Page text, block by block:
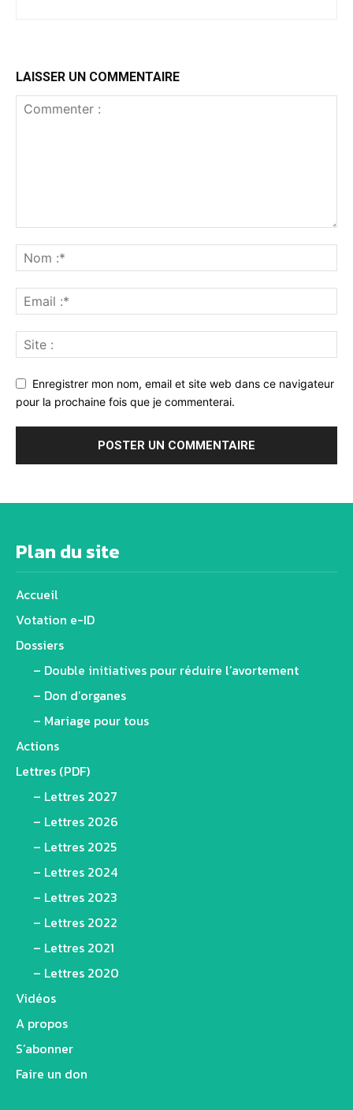
LAISSER UN COMMENTAIRE
Enregistrer mon nom, email et site web dans ce navigateur
pour la prochaine fois que je commenterai.
Plan du site
Accueil
Votation e-ID
Dossiers
– Double initiatives pour réduire l’avortement
– Don d’organes
– Mariage pour tous
Actions
Lettres (PDF)
– Lettres 2027
– Lettres 2026
– Lettres 2025
– Lettres 2024
– Lettres 2023
– Lettres 2022
– Lettres 2021
– Lettres 2020
Vidéos
A propos
S’abonner
Faire un don